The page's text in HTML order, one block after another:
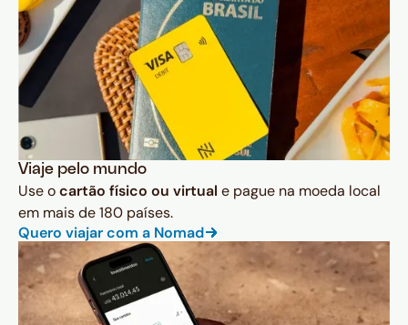
Viaje pelo mundo
Use ocartão físico ou virtual e pague na moeda local
em mais de 180 países.
Quero viajar com a Nomad